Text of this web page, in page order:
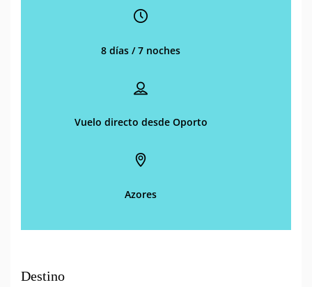
8 días / 7 noches
Vuelo directo desde Oporto
Azores
Destino